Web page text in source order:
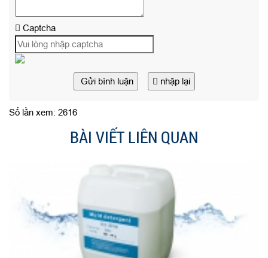
Captcha
Gửi bình luận nhập lại
Số lần xem: 2616
BÀI VIẾT LIÊN QUAN